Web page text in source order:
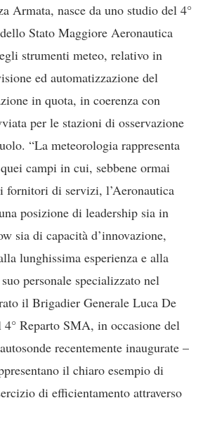
Armata, nasce da uno studio del 4°
Stato Maggiore Aeronautica
strumenti meteo, relativo in
ed automatizzazione del
in quota, in coerenza con
per le stazioni di osservazione
“La meteorologia rappresenta
campi in cui, sebbene ormai
fornitori di servizi, l’Aeronautica
posizione di leadership sia in
sia di capacità d’innovazione,
lunghissima esperienza e alla
personale specializzato nel
il Brigadier Generale Luca De
Reparto SMA, in occasione del
recentemente inaugurate –
il chiaro esempio di
di efficientamento attraverso